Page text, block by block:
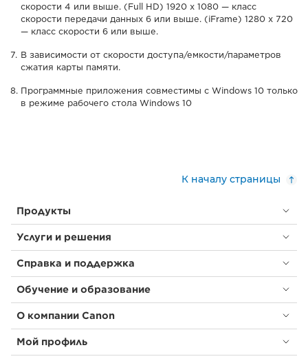
скорости 4 или выше. (Full HD) 1920 x 1080 — класс
скорости передачи данных 6 или выше. (iFrame) 1280 x 720
— класс скорости 6 или выше.
В зависимости от скорости доступа/емкости/параметров
сжатия карты памяти.
Программные приложения совместимы с Windows 10 только
в режиме рабочего стола Windows 10
К началу страницы
Продукты
Услуги и решения
Справка и поддержка
Обучение и образование
О компании Canon
Мой профиль